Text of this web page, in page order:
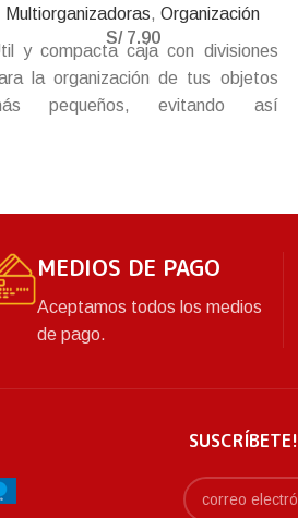
Multiorganizadoras,Organización
S/7.90
y compacta caja con divisiones
la organización de tus objetos
pequeños, evitando así
MEDIOS DE PAGO
Aceptamos todos los medios
de pago.
SUSCRÍBETE!